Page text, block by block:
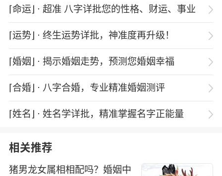
⌈命运⌋ ⋅ 超准 八字详批您的性格、财运、事业
⌈运势⌋ ⋅ 终生运势详批，神准度再升级！
⌈婚姻⌋ ⋅ 揭示婚姻走势，预测您婚姻幸福
⌈合婚⌋ ⋅ 八字合婚，专业精准婚姻测评
⌈姓名⌋ ⋅ 姓名学详批，精准掌握名字正能量
相关推荐
猪男龙女属相相配吗？婚姻中